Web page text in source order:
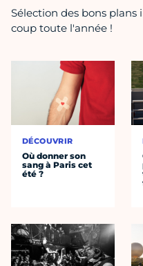
Sélection des bons
coup toute l'année !
DÉCOUVRIR
Où donner son
sang à Paris cet
été ?